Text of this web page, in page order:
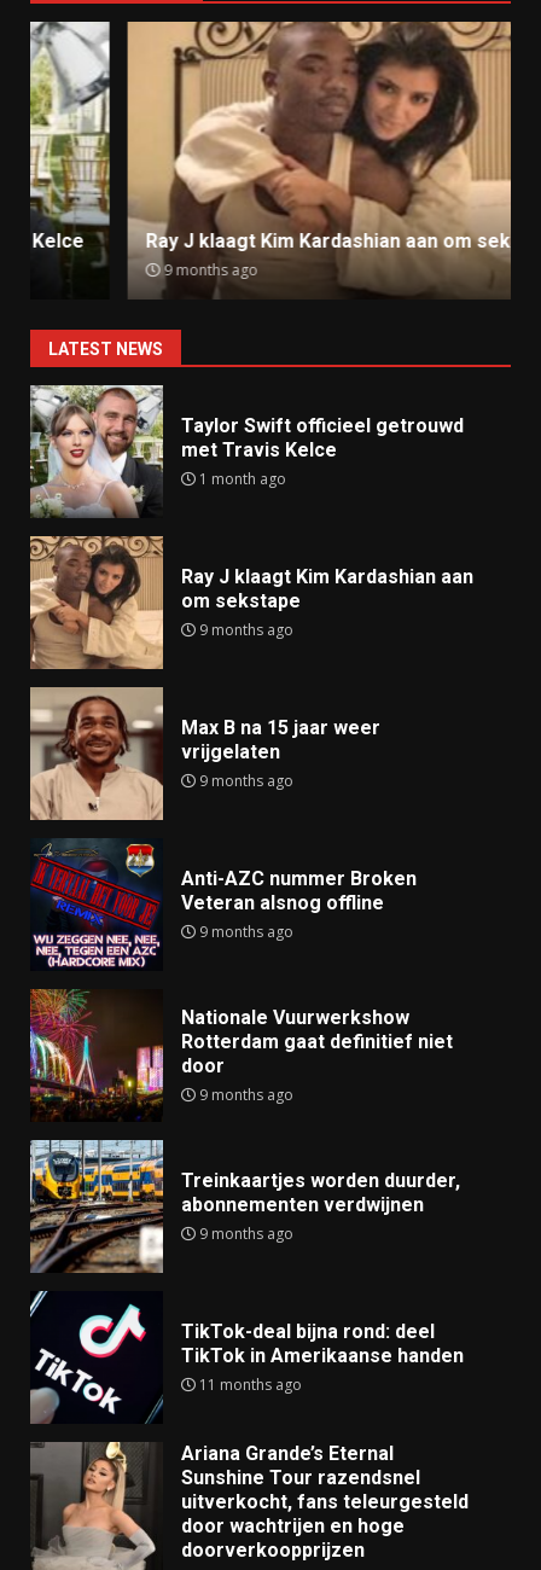
Ray J klaagt Kim Kardashian aan om sekstape
9 months ago
LATEST NEWS
Taylor Swift officieel getrouwd
met Travis Kelce
1 month ago
Ray J klaagt Kim Kardashian aan
om sekstape
9 months ago
Max B na 15 jaar weer
vrijgelaten
9 months ago
Anti-AZC nummer Broken
Veteran alsnog offline
9 months ago
Nationale Vuurwerkshow
Rotterdam gaat definitief niet
door
9 months ago
Treinkaartjes worden duurder,
abonnementen verdwijnen
9 months ago
TikTok-deal bijna rond: deel
TikTok in Amerikaanse handen
11 months ago
Ariana Grande’s Eternal
Sunshine Tour razendsnel
uitverkocht, fans teleurgesteld
door wachtrijen en hoge
doorverkoopprijzen